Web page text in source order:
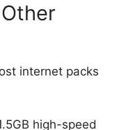
internet packs
high-speed